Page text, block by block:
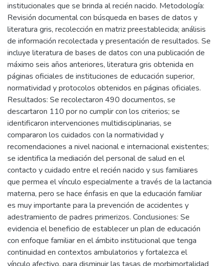
institucionales que se brinda al recién nacido. Metodología:
Revisión documental con búsqueda en bases de datos y
literatura gris, recolección en matriz preestablecida; análisis
de información recolectada y presentación de resultados. Se
incluye literatura de bases de datos con una publicación de
máximo seis años anteriores, literatura gris obtenida en
páginas oficiales de instituciones de educación superior,
normatividad y protocolos obtenidos en páginas oficiales.
Resultados: Se recolectaron 490 documentos, se
descartaron 110 por no cumplir con los criterios; se
identificaron intervenciones multidisciplinarias, se
compararon los cuidados con la normatividad y
recomendaciones a nivel nacional e internacional existentes;
se identifica la mediación del personal de salud en el
contacto y cuidado entre el recién nacido y sus familiares
que permea el vínculo especialmente a través de la lactancia
materna, pero se hace énfasis en que la educación familiar
es muy importante para la prevención de accidentes y
adestramiento de padres primerizos. Conclusiones: Se
evidencia el beneficio de establecer un plan de educación
con enfoque familiar en el ámbito institucional que tenga
continuidad en contextos ambulatorios y fortalezca el